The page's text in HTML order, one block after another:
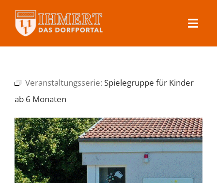
Veranstaltungen
Kontakt
Veranstaltungsserie: Spielegruppe für Kinder
ab 6 Monaten